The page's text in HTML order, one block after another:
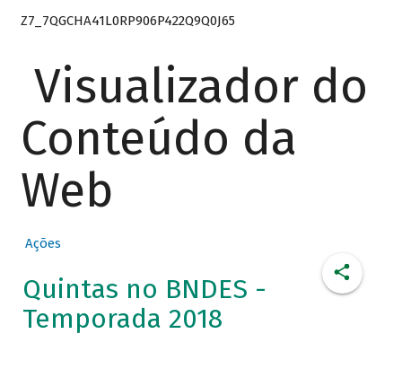
Z7_7QGCHA41L0RP906P422Q9Q0J65
Visualizador do
Conteúdo da
Web
Ações
Quintas no BNDES -
Temporada 2018